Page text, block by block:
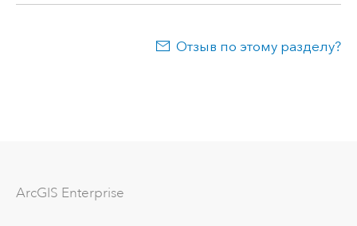
Отзыв по этому разделу?
ArcGIS Enterprise